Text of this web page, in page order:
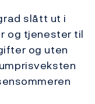
slått ut i
og tjenester til
og uten